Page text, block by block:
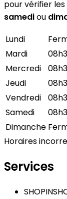
pour vérifier
samediou
Lundi
Mardi
Mercredi
Jeudi
Vendredi
Samedi
Dimanche
Horaires
Services